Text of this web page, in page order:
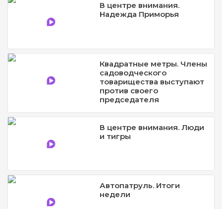
В центре внимания.
Надежда Приморья
Квадратные метры. Члены
садоводческого
товарищества выступают
против своего
председателя
В центре внимания. Люди
и тигры
Автопатруль. Итоги
недели